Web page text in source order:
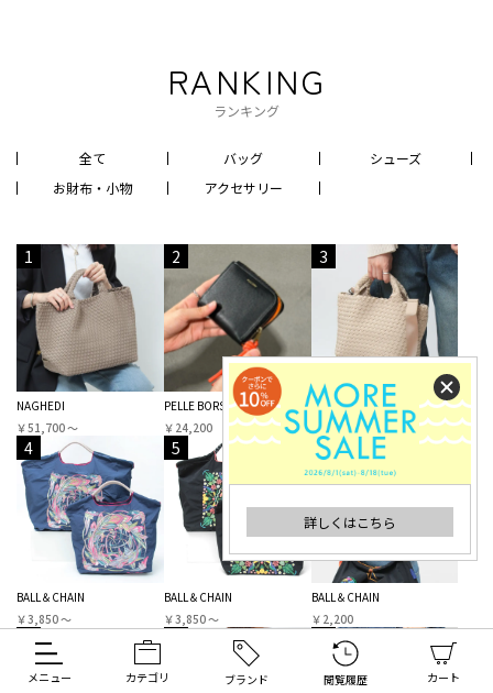
詳しくはこちら
メニュー カテゴリ ブランド 閲覧履歴 カート
RANKING
ランキング
全て バッグ
シューズ
お財布・小物
アクセサリー
1
NAGHEDI
￥51,700 〜
2
PELLE BORSA
￥24,200
3
NAGHEDI
￥47,300 〜
4
BALL＆CHAIN
￥3,850 〜
5
BALL＆CHAIN
￥3,850 〜
6
BALL＆CHAIN
￥2,200